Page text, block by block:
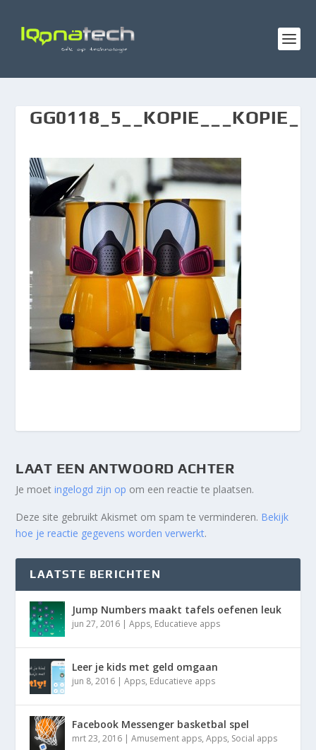
GG0118_5__KOPIE___KOPIE_
LAAT EEN ANTWOORD ACHTER
Je moetingelogd zijn op om een reactie te plaatsen.
Deze site gebruikt Akismet om spam te verminderen. Bekijk
hoe je reactie gegevens worden verwerkt.
LAATSTE BERICHTEN
Jump Numbers maakt tafels oefenen leuk
jun 27, 2016 |Apps, Educatieve apps
Leer je kids met geld omgaan
jun 8, 2016 |Apps, Educatieve apps
Facebook Messenger basketbal spel
mrt 23, 2016 |Amusement apps,Apps, Social apps